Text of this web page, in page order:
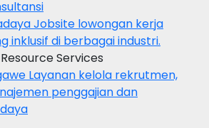
Jobsite lowongan kerja
inklusif di berbagai industri.
Services
Layanan kelola rekrutmen,
penggajian dan